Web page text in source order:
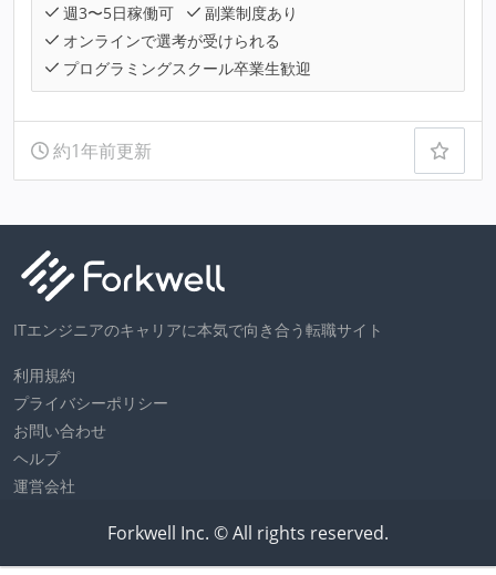
週3〜5日稼働可
副業制度あり
オンラインで選考が受けられる
プログラミングスクール卒業生歓迎
約1年前更新
ITエンジニアのキャリアに本気で向き合う転職サイト
利用規約
プライバシーポリシー
お問い合わせ
ヘルプ
運営会社
Forkwell Inc. © All rights reserved.